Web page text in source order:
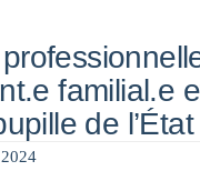
familial.e
de